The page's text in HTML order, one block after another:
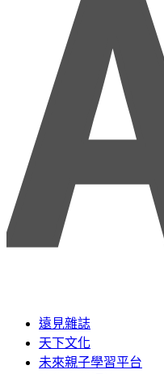
遠見雜誌
天下文化
未來親子學習平台